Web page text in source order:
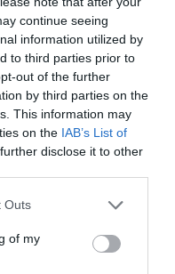
continue seeing
information utilized by
to third parties prior to
out of the further
by third parties on the
This information may
on the IAB’s List of
disclose it to other
Outs
of my